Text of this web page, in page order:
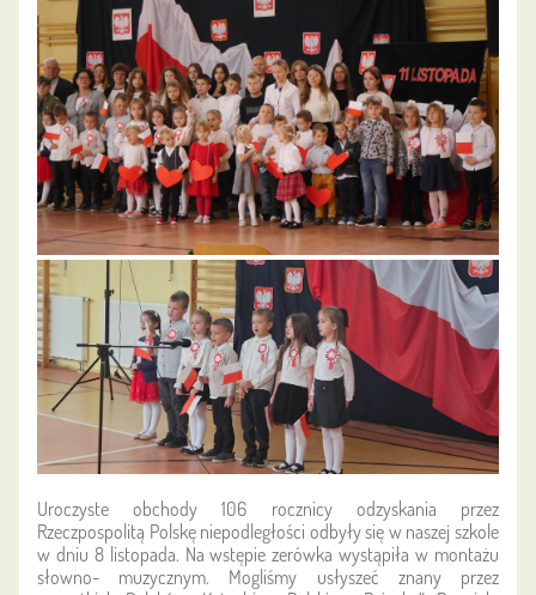
Uroczyste obchody 106 rocznicy odzyskania przez
Rzeczpospolitą Polskę niepodległości odbyły się w naszej szkole
w dniu 8 listopada. Na wstępie zerówka wystąpiła w montażu
słowno- muzycznym. Mogliśmy usłyszeć znany przez